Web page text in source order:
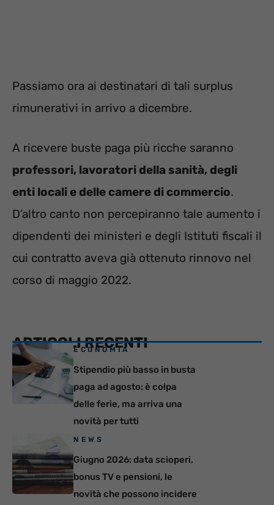
Passiamo ora ai destinatari di tali surplus
rimunerativi in arrivo a dicembre.
A ricevere buste paga più ricche saranno
professori, lavoratori della sanità, degli
enti locali e delle camere di commercio.
D’altro canto non percepiranno tale aumento i
dipendenti dei ministeri e degli Istituti fiscali il
cui contratto aveva già ottenuto rinnovo nel
corso di maggio 2022.
ARTICOLI RECENTI
ECONOMIA
Stipendio più basso in busta
paga ad agosto: è colpa
delle ferie, ma arriva una
novità per tutti
NEWS
Giugno 2026: data scioperi,
bonus TV e pensioni, le
novità che possono incidere